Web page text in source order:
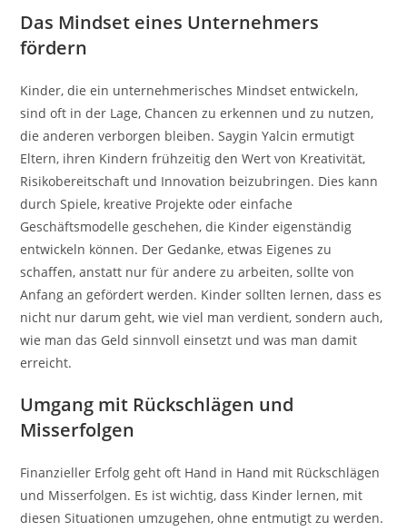
Das Mindset eines Unternehmers
fördern
Kinder, die ein unternehmerisches Mindset entwickeln,
sind oft in der Lage, Chancen zu erkennen und zu nutzen,
die anderen verborgen bleiben. Saygin Yalcin ermutigt
Eltern, ihren Kindern frühzeitig den Wert von Kreativität,
Risikobereitschaft und Innovation beizubringen. Dies kann
durch Spiele, kreative Projekte oder einfache
Geschäftsmodelle geschehen, die Kinder eigenständig
entwickeln können. Der Gedanke, etwas Eigenes zu
schaffen, anstatt nur für andere zu arbeiten, sollte von
Anfang an gefördert werden. Kinder sollten lernen, dass es
nicht nur darum geht, wie viel man verdient, sondern auch,
wie man das Geld sinnvoll einsetzt und was man damit
erreicht.
Umgang mit Rückschlägen und
Misserfolgen
Finanzieller Erfolg geht oft Hand in Hand mit Rückschlägen
und Misserfolgen. Es ist wichtig, dass Kinder lernen, mit
diesen Situationen umzugehen, ohne entmutigt zu werden.